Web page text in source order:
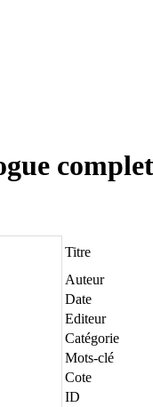
Titre
Auteur
Date
Editeur
Catégorie
Mots-clé
Cote
ID